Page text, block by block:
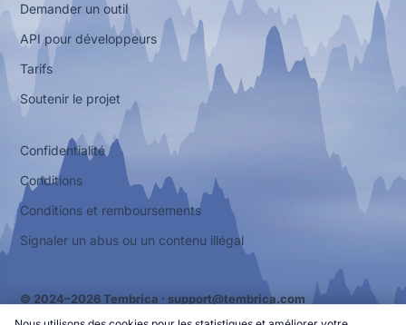
Demander un outil
API pour développeurs
Tarifs
Soutenir le projet
Confidentialité
Conditions
Conditions et remboursements
Signaler un abus ou un contenu illégal
© 2024–2026 Tembrica · support@tembrica.com